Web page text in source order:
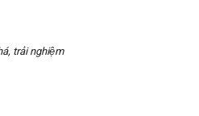
trải nghiệm